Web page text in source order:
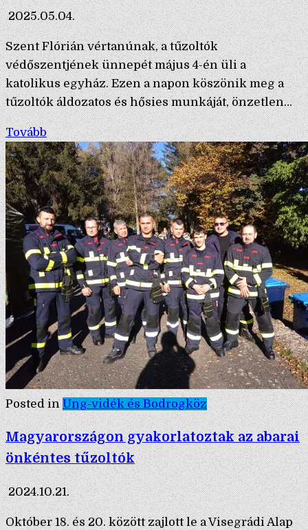
2025.05.04.
Szent Flórián vértanúnak, a tűzoltók
védőszentjének ünnepét május 4-én üli a
katolikus egyház. Ezen a napon köszönik meg a
tűzoltók áldozatos és hősies munkáját, önzetlen…
Tovább
Posted inUng-vidék és Bodrogköz
Magyarországon gyakorlatoztak az abarai
önkéntes tűzoltók
2024.10.21.
Október 18. és 20. között zajlott le a Visegrádi Alap